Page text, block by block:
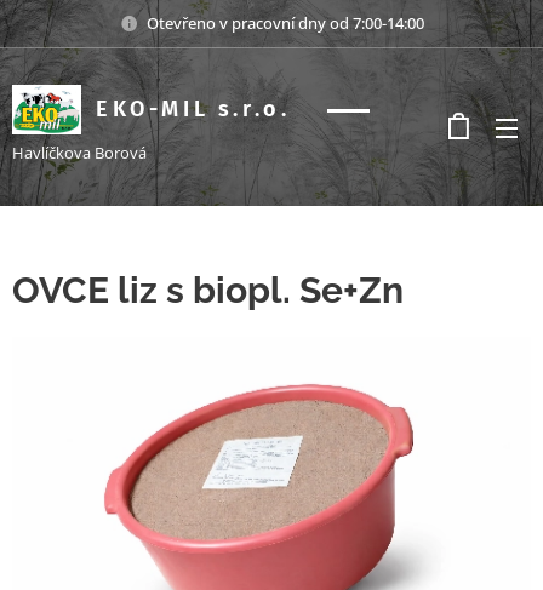
Otevřeno v pracovní dny od 7:00-14:00
EKO-MIL s.r.o.
s.r.o.
Havlíčkova Borová
OVCE liz s biopl. Se+Zn